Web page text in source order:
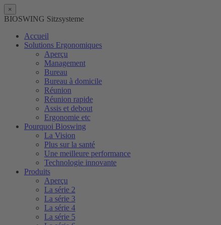
×
BIOSWING Sitzsysteme
Accueil
Solutions Ergonomiques
Aperçu
Management
Bureau
Bureau à domicile
Réunion
Réunion rapide
Assis et debout
Ergonomie etc
Pourquoi Bioswing
La Vision
Plus sur la santé
Une meilleure performance
Technologie innovante
Produits
Aperçu
La série 2
La série 3
La série 4
La série 5